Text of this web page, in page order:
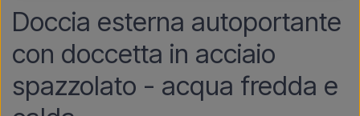
Doccia esterna autoportante
con doccetta in acciaio
spazzolato - acqua fredda e